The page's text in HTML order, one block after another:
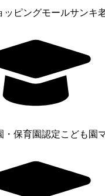
ッピングモールサンキ
・保育園認定こども園